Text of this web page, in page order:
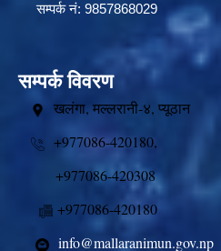
सम्पर्क नं: 9857868029
सम्पर्क विवरण
खलंगा, मल्लरानी-४,
+977086-420180,
+977086-420308
+977086-
info@mallaranimun.gov.np